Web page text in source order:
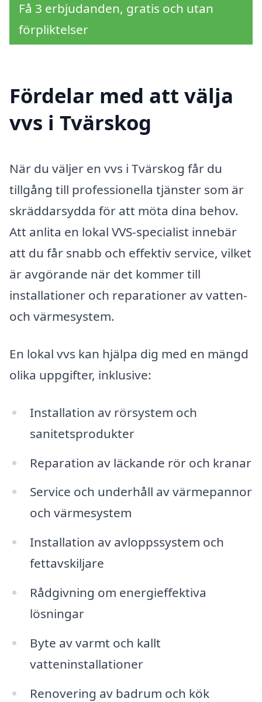
Få 3 erbjudanden, gratis och utan
förpliktelser
Fördelar med att välja
vvs i Tvärskog
När du väljer en vvs i Tvärskog får du
tillgång till professionella tjänster som är
skräddarsydda för att möta dina behov.
Att anlita en lokal VVS-specialist innebär
att du får snabb och effektiv service, vilket
är avgörande när det kommer till
installationer och reparationer av vatten-
och värmesystem.
En lokal vvs kan hjälpa dig med en mängd
olika uppgifter, inklusive:
Installation av rörsystem och
sanitetsprodukter
Reparation av läckande rör och kranar
Service och underhåll av värmepannor
och värmesystem
Installation av avloppssystem och
fettavskiljare
Rådgivning om energieffektiva
lösningar
Byte av varmt och kallt
vatteninstallationer
Renovering av badrum och kök